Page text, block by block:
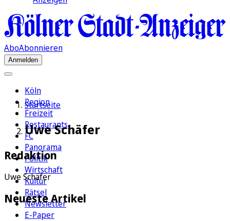
AboAbonnieren
Anmelden
Köln
Region
Freizeit
Restaurants
FC
Panorama
Politik
Wirtschaft
Kultur
Rätsel
Newsletter
E-Paper
Startseite
Uwe Schäfer
Redaktion
Uwe Schäfer
Neueste Artikel